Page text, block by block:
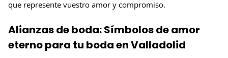
que represente vuestro amor y compromiso.
Alianzas de boda: Símbolos de amor
eterno para tu boda en Valladolid